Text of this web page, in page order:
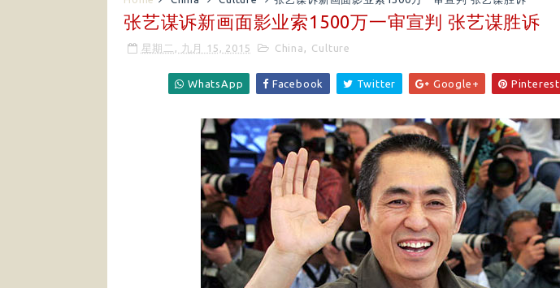
张艺谋诉新画面影业索1500万一审宣判 张艺谋胜诉
星期二, 九月 15, 2015 China , Culture
WhatsApp Facebook Twitter Google+ Pinterest